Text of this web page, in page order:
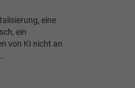
eine
ein
von KI nicht an